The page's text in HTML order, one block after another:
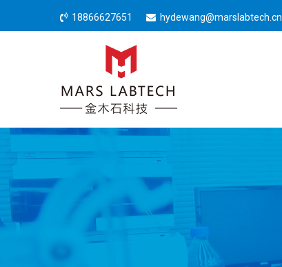
18866627651 hydewang@marslabtech.cn